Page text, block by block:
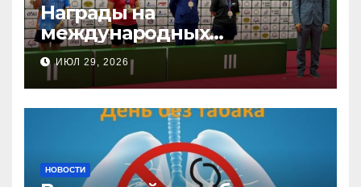
Награды на
международных
соревнованиях
настольного тенниса ПОДА
ИЮЛ 29, 2026
НОВОСТИ